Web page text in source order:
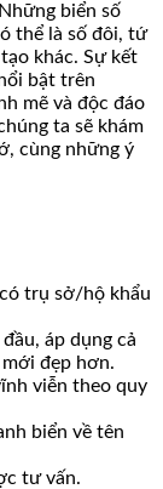
biển số
thể là số đôi, tứ
khác. Sự kết
bật trên
mẽ và độc đáo
ta sẽ khám
cùng những ý
trụ sở/hộ khẩu
áp dụng cả
đẹp hơn.
viễn theo quy
biển về tên
tư vấn.